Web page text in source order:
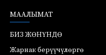
МААЛЫМАТ
БИЗ ЖӨНҮНДӨ
Жарнак берүүчүлөргө